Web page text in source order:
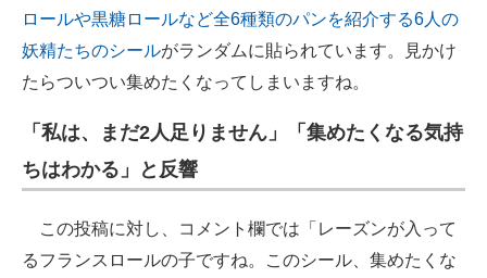
ロールや黒糖ロールなど全6種類のパンを紹介する6人の
妖精たちのシールがランダムに貼られています。見かけ
たらついつい集めたくなってしまいますね。
「私は、まだ2人足りません」「集めたくなる気持
ちはわかる」と反響
この投稿に対し、コメント欄では「レーズンが入って
るフランスロールの子ですね。このシール、集めたくな